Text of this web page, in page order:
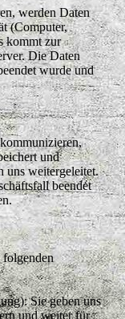
werden Daten
(Computer,
kommt zur
Die Daten
wurde und
und
uns weitergeleitet.
beendet
folgenden
Sie geben uns
und weiter für